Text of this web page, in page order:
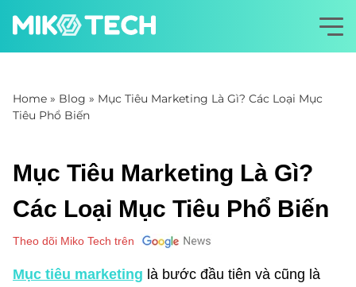
Home » Blog » Mục Tiêu Marketing Là Gì? Các Loại Mục
Tiêu Phổ Biến
Mục Tiêu Marketing Là Gì?
Các Loại Mục Tiêu Phổ Biến
Theo dõi Miko Tech trên
Mục tiêu marketing là bước đầu tiên và cũng là